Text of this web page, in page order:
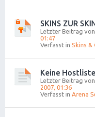
SKINS ZUR
Letzter Beitrag von
01:47
Verfasst in Skins &
Keine
Letzter Beitrag von
2007, 01:36
Verfasst in Arena